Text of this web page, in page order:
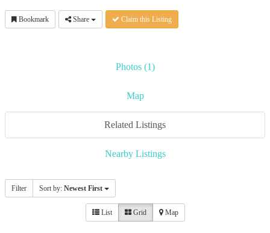
Bookmark Share Claim this Listing
Photos (1)
Map
Related Listings
Nearby Listings
Filter Sort by: Newest First
List Grid Map